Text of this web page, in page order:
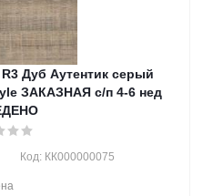
Дуб Аутентик серый
ЗАКАЗНАЯ с/п 4-6 нед
Код: КК000000075